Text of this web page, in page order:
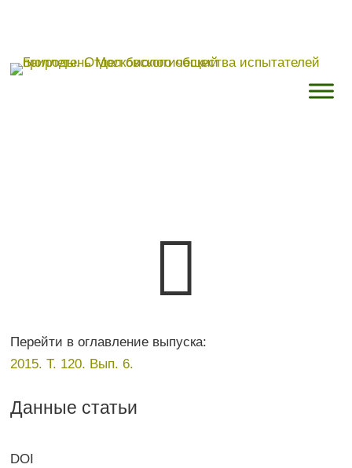

Перейти в оглавление выпуска:
2015. Т. 120. Вып. 6.
Данные статьи
DOI